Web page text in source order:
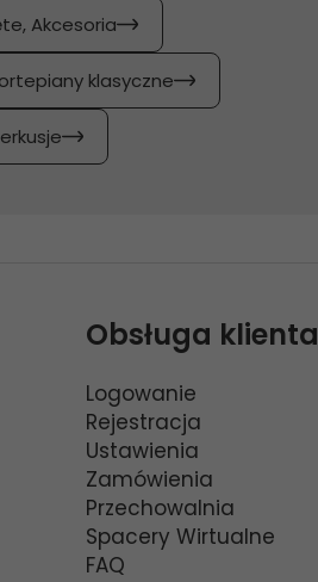
Akcesoria
klasyczne
Obsługa klienta
Logowanie
Rejestracja
Ustawienia
Zamówienia
Przechowalnia
Spacery Wirtualne
FAQ